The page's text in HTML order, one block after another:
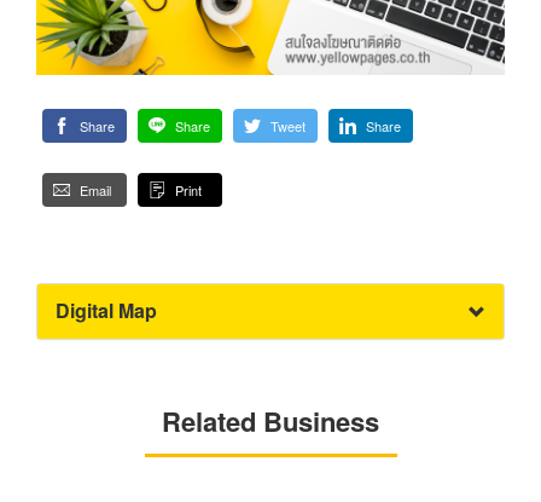
Share Share Tweet Share
Email Print
Digital Map
Related Business